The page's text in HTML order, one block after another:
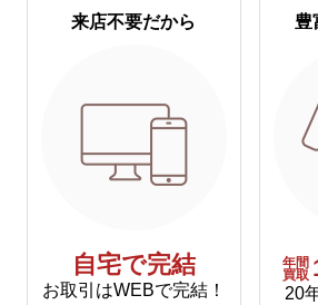
来店不要だから
自宅で完結
お取引はWEBで完結！
豊
年間
買取
20